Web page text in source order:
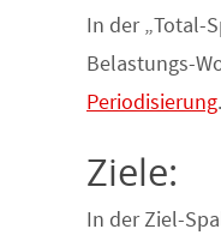
In der „Total-
Belastungs-
Periodisierung.
Ziele:
In der Ziel-